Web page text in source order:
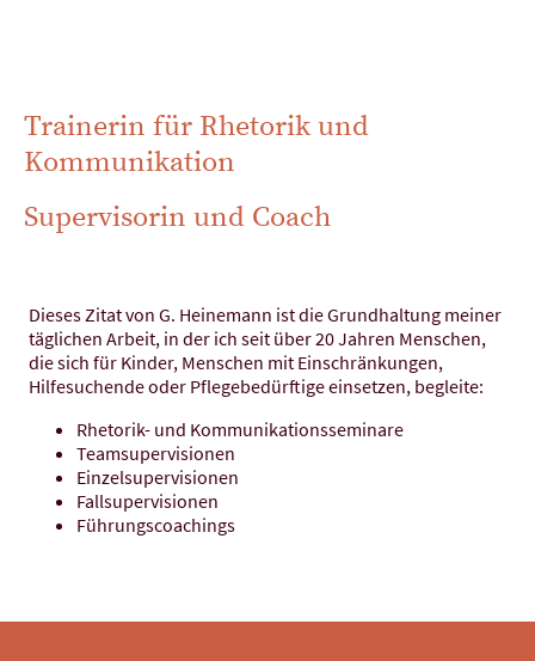
Trainerin für Rhetorik und
Kommunikation
Supervisorin und Coach
Dieses Zitat von G. Heinemann ist die Grundhaltung meiner
täglichen Arbeit, in der ich seit über 20 Jahren Menschen,
die sich für Kinder, Menschen mit Einschränkungen,
Hilfesuchende oder Pflegebedürftige einsetzen, begleite:
Rhetorik- und Kommunikationsseminare
Teamsupervisionen
Einzelsupervisionen
Fallsupervisionen
Führungscoachings